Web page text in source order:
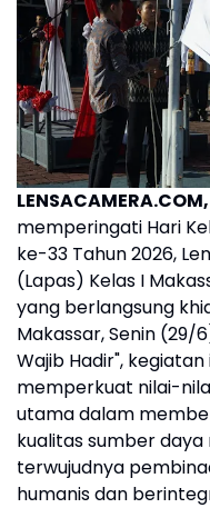
LENSACAMERA.COM,
memperingati Hari
ke-33 Tahun 2026,
(Lapas) Kelas I
yang berlangsung
Makassar, Senin (29/
Wajib Hadir",
memperkuat nilai-
utama dalam
kualitas sumber
terwujudnya
humanis dan